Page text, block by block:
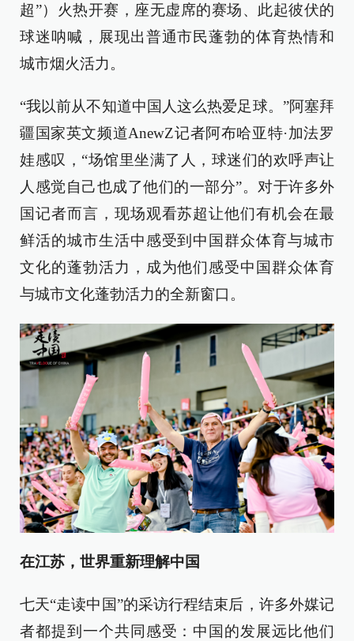
超”）火热开赛，座无虚席的赛场、此起彼伏的
球迷呐喊，展现出普通市民蓬勃的体育热情和
城市烟火活力。
“我以前从不知道中国人这么热爱足球。”阿塞拜
疆国家英文频道AnewZ记者阿布哈亚特·加法罗
娃感叹，“场馆里坐满了人，球迷们的欢呼声让
人感觉自己也成了他们的一部分”。对于许多外
国记者而言，现场观看苏超让他们有机会在最
鲜活的城市生活中感受到中国群众体育与城市
文化的蓬勃活力，成为他们感受中国群众体育
与城市文化蓬勃活力的全新窗口。
在江苏，世界重新理解中国
七天“走读中国”的采访行程结束后，许多外媒记
者都提到一个共同感受：中国的发展远比他们